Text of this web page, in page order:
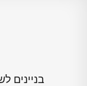
בניינים